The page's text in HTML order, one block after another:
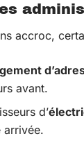
accroc,
avant.
d’
arrivée.